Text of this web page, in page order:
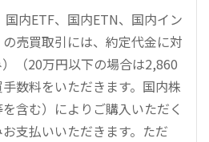
内ETF、国内ETN、国内イン
売買取引には、約定代金に対
（20万円以下の場合は2,860
数料をいただきます。国内株
含む）によりご購入いただく
支払いいただきます。ただ